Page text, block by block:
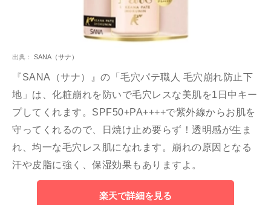
出典： SANA（サナ）
『SANA（サナ）』の「毛穴パテ職人 毛穴崩れ防止下
地」は、化粧崩れを防いで毛穴レスな美肌を1日中キー
プしてくれます。SPF50+PA++++で紫外線からお肌を
守ってくれるので、日焼け止め要らず！透明感が生ま
れ、均一な毛穴レス肌になれます。崩れの原因となる
汗や皮脂に強く、保湿効果もありますよ。
楽天で詳細を見る